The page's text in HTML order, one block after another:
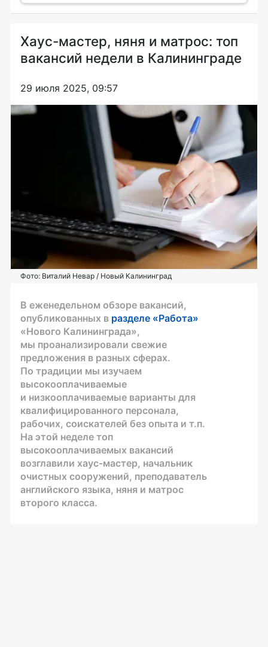
Хаус-мастер, няня и матрос: топ
вакансий недели в Калининграде
29 июля 2025, 09:57
Фото: Виталий Невар / Новый Калининград
В еженедельном обзоре вакансий,
опубликованных в разделе «Работа»
«Нового Калининграда»,
мы проанализировали свежие
предложения в разных сферах.
По традиции мы изучаем
высокооплачиваемые
и низкооплачиваемые варианты для
квалифицированного персонала,
рабочих, соискателей без опыта и т.п.
На этой неделе топ
высокооплачиваемых вакансий
возглавили хаус-мастер, начальник
очистных сооружений, преподаватель
английского языка, няня и матрос
второго класса.